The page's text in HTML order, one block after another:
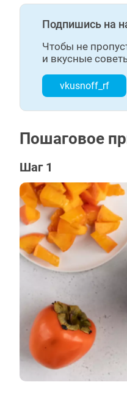
Подпишись на
Чтобы не
и вкусные
vkusnoff_rf
Пошаговое
Шаг 1